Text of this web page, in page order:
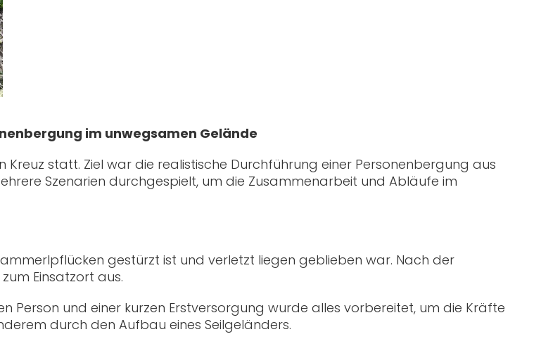
im unwegsamen Gelände
statt. Ziel war die realistische Durchführung einer Personenbergung aus
Szenarien durchgespielt, um die Zusammenarbeit und Abläufe im
gestürzt ist und verletzt liegen geblieben war. Nach der
Einsatzort aus.
Person und einer kurzen Erstversorgung wurde alles vorbereitet, um die Kräfte
durch den Aufbau eines Seilgeländers.